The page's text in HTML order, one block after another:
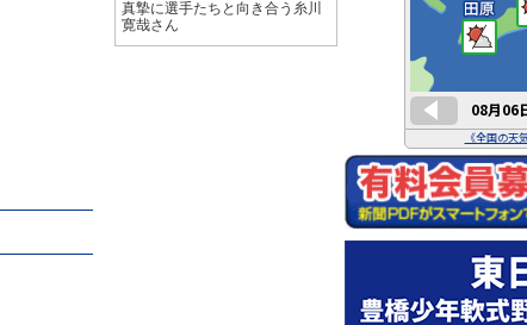
真摯に選手たちと向き合う糸川
寛哉さん